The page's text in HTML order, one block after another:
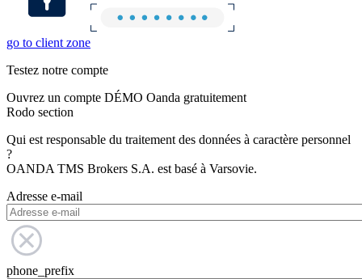
go to client zone
Testez notre compte
Ouvrez un compte DÉMO Oanda gratuitement
Rodo section
Qui est responsable du traitement des données à caractère personnel
?
OANDA TMS Brokers S.A. est basé à Varsovie.
Adresse e-mail
phone_prefix